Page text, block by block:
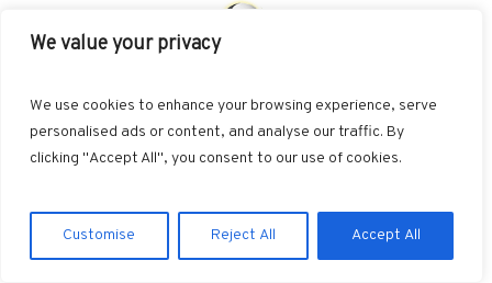
We value your privacy
We use cookies to enhance your browsing experience, serve
personalised ads or content, and analyse our traffic. By
clicking "Accept All", you consent to our use of cookies.
Customise Reject All Accept All
AKUT INDIKATIONEN
HEILMETHODEN
BEHANDLUNGSKONZEPTE
SONSTIGES
Datenschutzerklärung/ NiSc web-d-sign © 2026 / All Rights
Reserved